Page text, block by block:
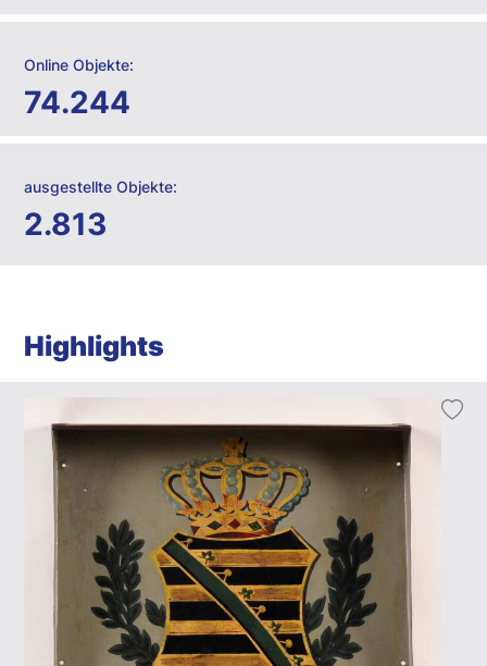
Online Objekte:
74.244
ausgestellte Objekte:
2.813
Highlights